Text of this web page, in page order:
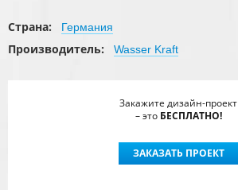
Страна: Германия
Производитель: Wasser Kraft
Закажите дизайн-проект
– это БЕСПЛАТНО!
ЗАКАЗАТЬ ПРОЕКТ